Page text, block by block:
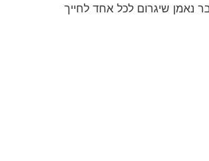
נאמן שיגרום לכל אחד לחייך